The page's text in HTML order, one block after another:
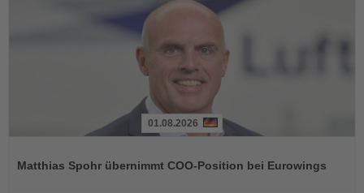
die
01.08.2026
Matthias Spohr übernimmt COO-Position bei Eurowings